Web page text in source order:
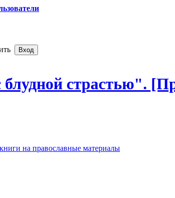
страстью".
на православные материалы